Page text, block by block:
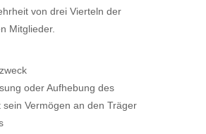
von drei Vierteln der
Mitglieder.
oder Aufhebung des
sein Vermögen an den Träger